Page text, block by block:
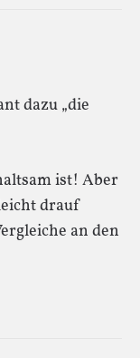
dazu „die
ist! Aber
drauf
an den